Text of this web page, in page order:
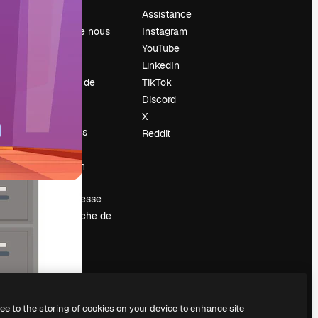
À propos de nous
Carrières
Tendances de
recherche
Blog
Événements
Slidesgo
Vendre mon
contenu
Salle de presse
À la recherche de
Assistance
Instagram
YouTube
LinkedIn
TikTok
Discord
X
Reddit
to the storing of cookies on your device to enhance site